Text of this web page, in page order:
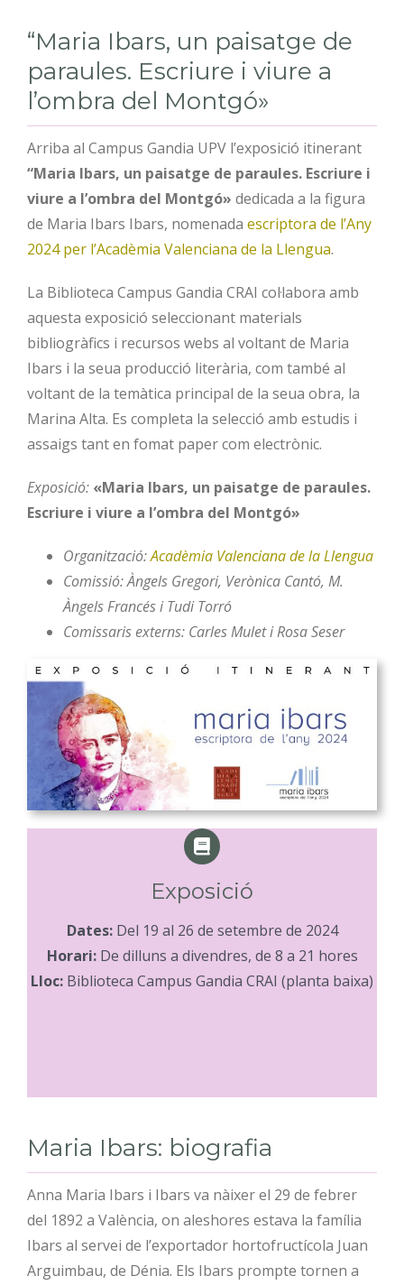
“Maria Ibars, un paisatge de
paraules. Escriure i viure a
l’ombra del Montgó»
Arriba al Campus Gandia UPV l’exposició itinerant
“Maria Ibars, un paisatge de paraules. Escriure i
viure a l’ombra del Montgó» dedicada a la figura
de Maria Ibars Ibars, nomenada escriptora de l’Any
2024 per l’Acadèmia Valenciana de la Llengua.
La Biblioteca Campus Gandia CRAI col·labora amb
aquesta exposició seleccionant materials
bibliogràfics i recursos webs al voltant de Maria
Ibars i la seua producció literària, com també al
voltant de la temàtica principal de la seua obra, la
Marina Alta. Es completa la selecció amb estudis i
assaigs tant en fomat paper com electrònic.
Exposició: «Maria Ibars, un paisatge de paraules.
Escriure i viure a l’ombra del Montgó»
Organització:Acadèmia Valenciana de la Llengua
Comissió: Àngels Gregori, Verònica Cantó, M.
Àngels Francés i Tudi Torró
Comissaris externs: Carles Mulet i Rosa Seser
Exposició
Dates:Del 19 al 26 de setembre de 2024
Horari:De dilluns a divendres, de 8 a 21 hores
Lloc: Biblioteca Campus Gandia CRAI (planta baixa)
Maria Ibars: biografia
Anna Maria Ibars i Ibars va nàixer el 29 de febrer
del 1892 a València, on aleshores estava la família
Ibars al servei de l’exportador hortofructícola Juan
Arguimbau, de Dénia. Els Ibars prompte tornen a